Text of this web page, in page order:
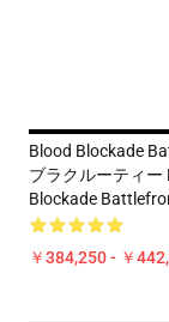
Blood Blockade
ブラクルーティー
Blockade
￥384,250 - ￥